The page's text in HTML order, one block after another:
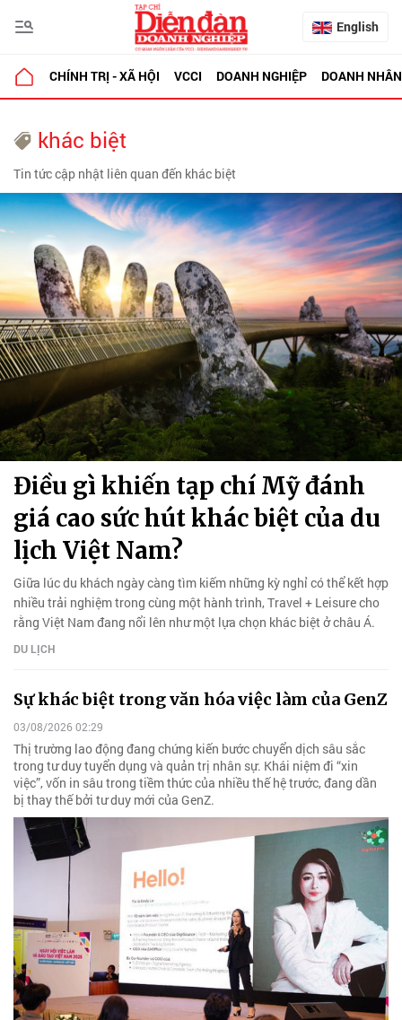
English
CHÍNH TRỊ - XÃ HỘI VCCI DOANH NGHIỆP DOANH NHÂN
khác biệt
Tin tức cập nhật liên quan đến khác biệt
Điều gì khiến tạp chí Mỹ đánh
giá cao sức hút khác biệt của du
lịch Việt Nam?
Giữa lúc du khách ngày càng tìm kiếm những kỳ nghỉ có thể kết hợp
nhiều trải nghiệm trong cùng một hành trình, Travel + Leisure cho
rằng Việt Nam đang nổi lên như một lựa chọn khác biệt ở châu Á.
DU LỊCH
Sự khác biệt trong văn hóa việc làm của GenZ
03/08/2026 02:29
Thị trường lao động đang chứng kiến bước chuyển dịch sâu sắc
trong tư duy tuyển dụng và quản trị nhân sự. Khái niệm đi “xin
việc”, vốn in sâu trong tiềm thức của nhiều thế hệ trước, đang dần
bị thay thế bởi tư duy mới của GenZ.